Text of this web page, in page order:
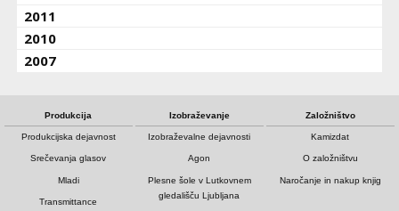
2011
2010
2007
Produkcija
Produkcijska dejavnost
Srečevanja glasov
Mladi
Transmittance
Izobraževanje
Izobraževalne dejavnosti
Agon
Plesne šole v Lutkovnem
gledališču Ljubljana
Založništvo
Kamizdat
O založništvu
Naročanje in nakup knjig